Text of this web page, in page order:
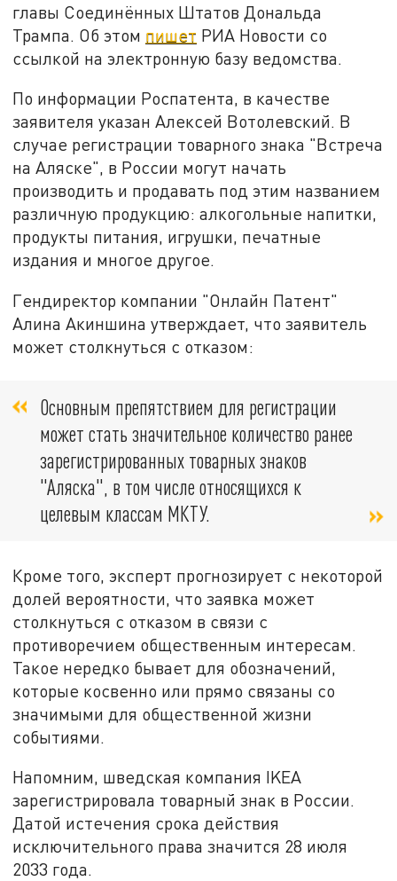
главы Соединённых Штатов Дональда
Трампа. Об этом пишет РИА Новости со
ссылкой наэлектронную базу ведомства.
По информации Роспатента, в качестве
заявителя указан Алексей Вотолевский. В
случае регистрации товарного знака "Встреча
на Аляске", в России могут начать
производить и продавать под этим названием
различную продукцию: алкогольные напитки,
продукты питания, игрушки, печатные
издания и многое другое.
Гендиректор компании "Онлайн Патент"
Алина Акиншина утверждает, что заявитель
может столкнуться с отказом:
Основным препятствием для регистрации
может стать значительное количество ранее
зарегистрированных товарных знаков
"Аляска", в том числе относящихся к
целевым классам МКТУ.
Кроме того, эксперт прогнозирует с некоторой
долей вероятности, что заявка может
столкнуться с отказом в связи с
противоречием общественным интересам.
Такое нередко бывает для обозначений,
которые косвенно или прямо связаны со
значимыми для общественной жизни
событиями.
Напомним, шведская компания IKEA
зарегистрировала товарный знак в России.
Датой истечения срока действия
исключительного права значится 28 июля
2033 года.